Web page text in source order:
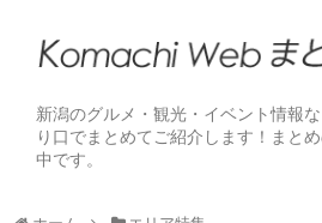
新潟のグルメ・観光・イベント情報
り口でまとめてご紹介します！まと
中です。